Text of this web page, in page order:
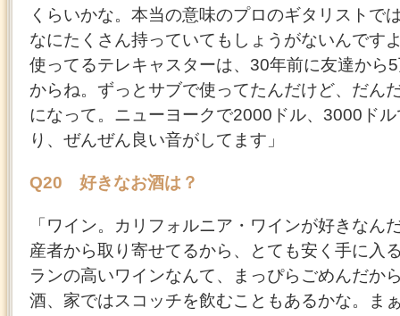
くらいかな。本当の意味のプロのギタリストで
なにたくさん持っていてもしょうがないんです
使ってるテレキャスターは、30年前に友達から
からね。ずっとサブで使ってたんだけど、だん
になって。ニューヨークで2000ドル、3000ド
り、ぜんぜん良い音がしてます」
Q20 好きなお酒は？
「ワイン。カリフォルニア・ワインが好きなん
産者から取り寄せてるから、とても安く手に入
ランの高いワインなんて、まっぴらごめんだか
酒、家ではスコッチを飲むこともあるかな。ま